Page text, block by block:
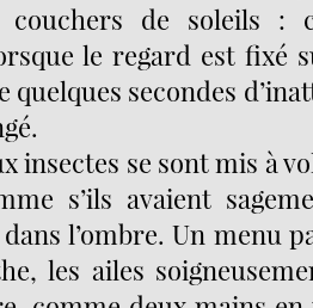
couchers de soleils :
le regard est fixé
quelques secondes
insectes se sont mis à
s’ils avaient
l’ombre. Un menu
les ailes